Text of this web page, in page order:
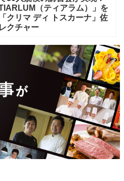
（ティアラム）」を
クリマ ディ トスカーナ」佐
クチャー